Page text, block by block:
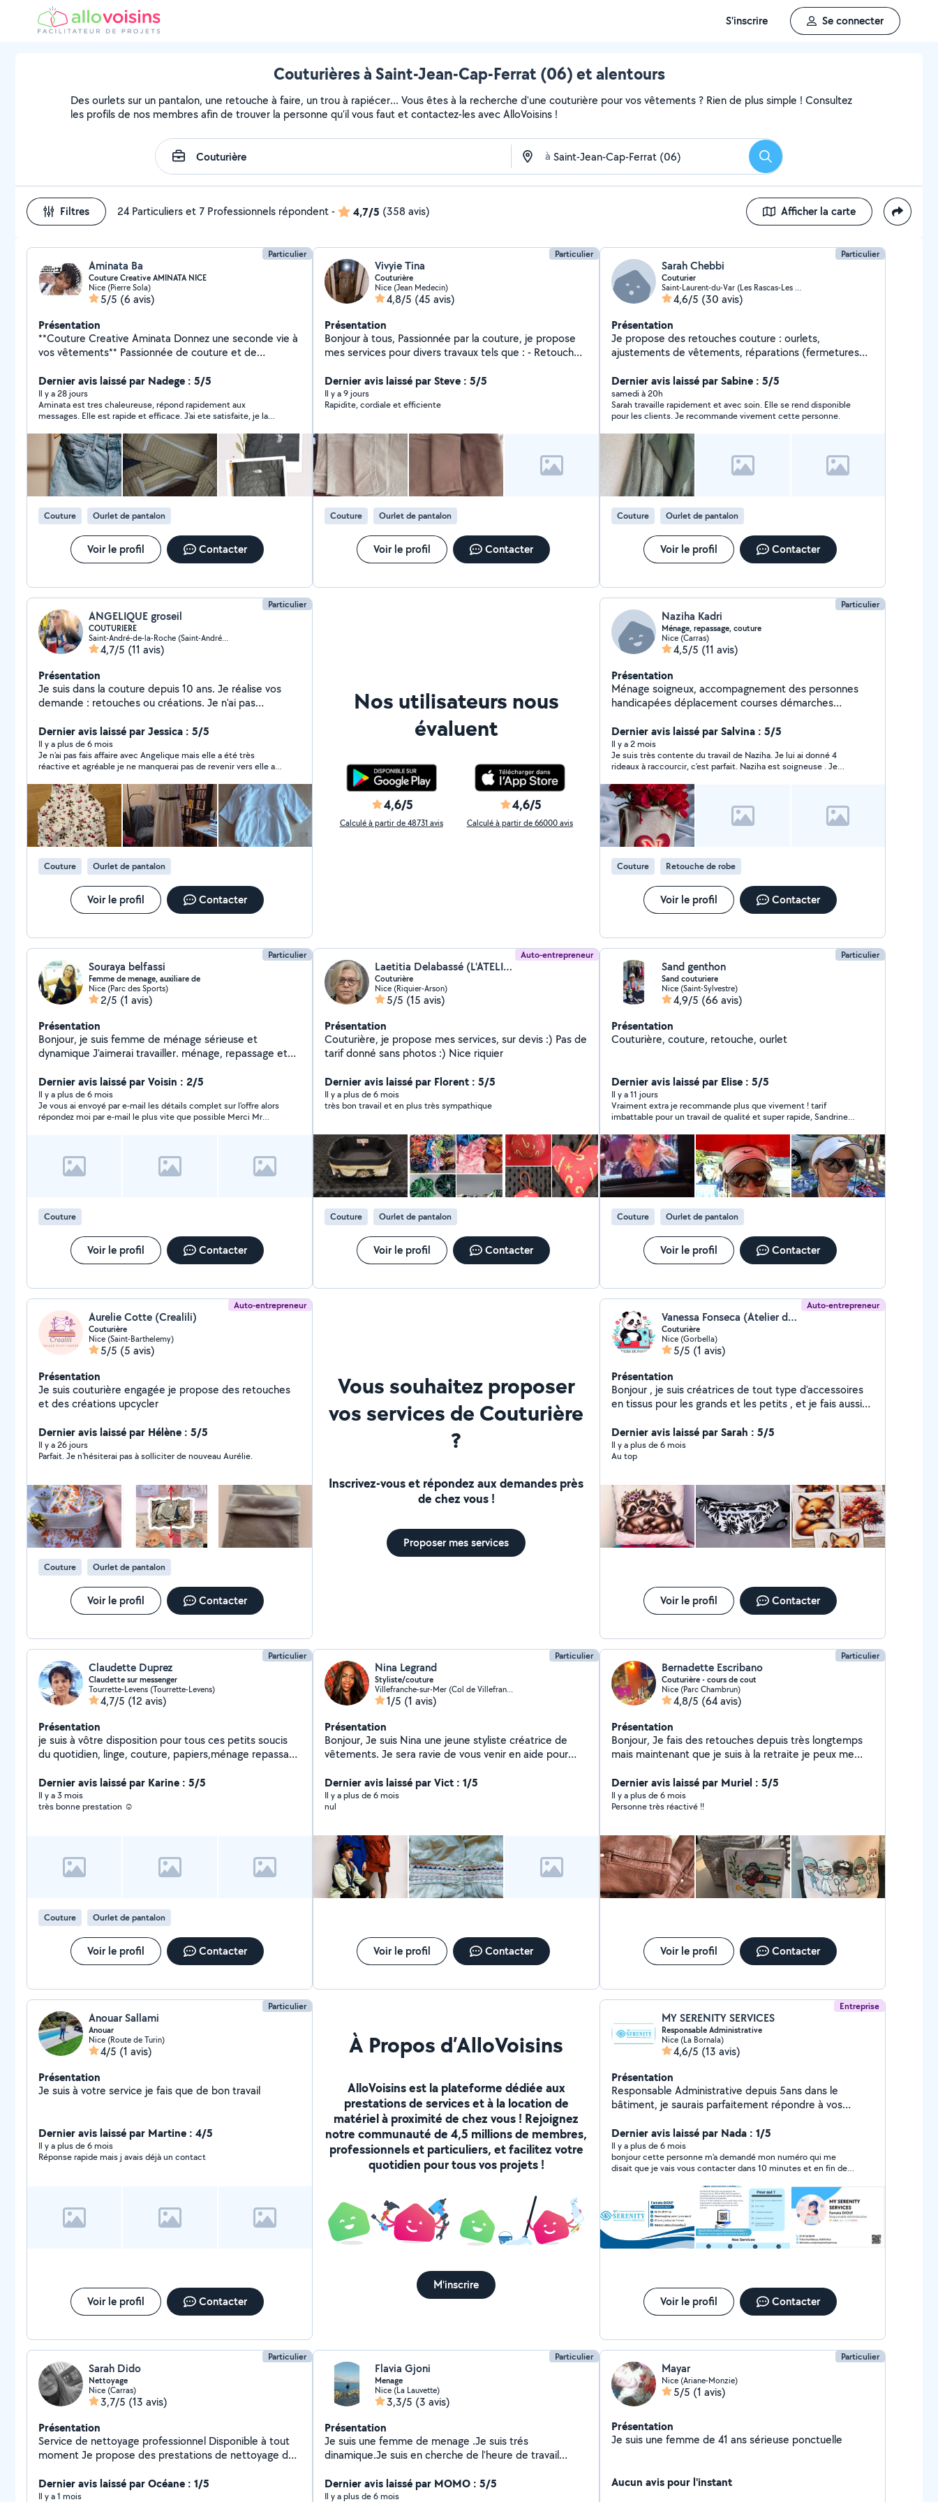
S'inscrire Se connecter
Couturières à Saint-Jean-Cap-Ferrat (06) et alentours
Des ourlets sur un pantalon, une retouche à faire, un trou à rapiécer... Vous êtes à la recherche d'une couturière pour vos vêtements ? Rien de plus simple ! Consultez
les profils de nos membres afin de trouver la personne qu'il vous faut et contactez-les avec AlloVoisins !
à Rechercher
Filtres 24 Particuliers et 7 Professionnels répondent- 4,7/5 (358 avis) Afficher la carte
Particulier
Aminata Ba
Couture Creative AMINATA NICE
Nice (Pierre Sola)
5/5 (6 avis)
Présentation
**Couture Creative Aminata Donnez une seconde vie à
vos vêtements** Passionnée de couture et de
pour sublimer vos pièces et créer des vêtements
uniques. **Mes services :** * Retouches et ajustements
* Création sur mesure * Upcycling (transformation de
rideaux, nappes, tissus en vêtements) * Confection de
vêtements enfants et adultes * Personnalisation de
pièces (style unique) Chaque création est réalisée
avec soin, créativité et attention aux détails pour vous
offrir un résultat à votre image. Service local
Contactez-moi pour discuter de votre projet ou obtenir
un devis Donnez une nouvelle vie à vos vêtements avec
Couture Creative Aminata !
Dernier avis laissé par Nadege : 5/5
Il y a 28 jours
Aminata est tres chaleureuse, répond rapidement aux
messages. Elle est rapide et efficace. J'ai ete satisfaite, je la
Couture Ourlet de pantalon
Voir le profil Contacter
Particulier
Vivyie Tina
Couturière
Nice (Jean Medecin)
4,8/5 (45 avis)
Présentation
Bonjour à tous, Passionnée par la couture, je propose
mes services pour divers travaux tels que : - Retouches
Création de vêtements sur mesure - Réparation de
vêtements abîmés - Confection de rideaux, coussins,
et autres accessoires textiles . N'hésitez pas à me
devis. Travail soigné et rapide.
Dernier avis laissé par Steve : 5/5
Il y a 9 jours
Rapidite, cordiale et efficiente
Couture Ourlet de pantalon
Voir le profil Contacter
Particulier
Sarah Chebbi
Couturier
Saint-Laurent-du-Var (Les Rascas-Les Pugets)
4,6/5 (30 avis)
Présentation
Je propose des retouches couture : ourlets,
ajustements de vêtements, réparations (fermetures
rapidement, avec des prix accessibles. Je peux aussi
faire du sur-mesure simple ou des petites
transformations de vêtements. Disponible rapidement,
n'hésitez pas à m'envoyer un message avec une photo
pour un devis gratuit
Dernier avis laissé par Sabine : 5/5
samedi à 20h
Sarah travaille rapidement et avec soin. Elle se rend disponible
pour les clients. Je recommande vivement cette personne.
Couture Ourlet de pantalon
Voir le profil Contacter
Particulier
ANGELIQUE groseil
COUTURIERE
Saint-André-de-la-Roche (Saint-André-de-la-Roche)
4,7/5 (11 avis)
Présentation
Je suis dans la couture depuis 10 ans. Je réalise vos
demande : retouches ou créations. Je n'ai pas
angelique Gr ( fb)
Dernier avis laissé par Jessica : 5/5
Il y a plus de 6 mois
Je n’ai pas fais affaire avec Angelique mais elle a été très
réactive et agréable je ne manquerai pas de revenir vers elle au
Couture Ourlet de pantalon
Voir le profil Contacter
Nos utilisateurs nous
évaluent
4,6/5
Calculé à partir de 48731 avis
4,6/5
Calculé à partir de 66000 avis
Particulier
Naziha Kadri
Ménage, repassage, couture
Nice (Carras)
4,5/5 (11 avis)
Présentation
Ménage soigneux, accompagnement des personnes
handicapées déplacement courses démarches
Dernier avis laissé par Salvina : 5/5
Il y a 2 mois
Je suis très contente du travail de Naziha. Je lui ai donné 4
rideaux à raccourcir, c’est parfait. Naziha est soigneuse . Je
Couture Retouche de robe
Voir le profil Contacter
Particulier
Souraya belfassi
Femme de menage, auxiliare de
Nice (Parc des Sports)
2/5 (1 avis)
Présentation
Bonjour, je suis femme de ménage sérieuse et
dynamique J'aimerai travailler. ménage, repassage et
Dernier avis laissé par Voisin : 2/5
Il y a plus de 6 mois
Je vous ai envoyé par e-mail les détails complet sur l'offre alors
répondez moi par e-mail le plus vite que possible Merci Mr
Couture
Voir le profil Contacter
Auto-entrepreneur
Laetitia Delabassé (L'ATELIER DE LAETI)
Couturière
Nice (Riquier-Arson)
5/5 (15 avis)
Présentation
Couturière, je propose mes services, sur devis :) Pas de
tarif donné sans photos :) Nice riquier
Dernier avis laissé par Florent : 5/5
Il y a plus de 6 mois
très bon travail et en plus très sympathique
Couture Ourlet de pantalon
Voir le profil Contacter
Particulier
Sand genthon
Sand couturiere
Nice (Saint-Sylvestre)
4,9/5 (66 avis)
Présentation
Couturière, couture, retouche, ourlet
Dernier avis laissé par Elise : 5/5
Il y a 11 jours
Vraiment extra je recommande plus que vivement ! tarif
imbattable pour un travail de qualité et super rapide, Sandrine
Couture Ourlet de pantalon
Voir le profil Contacter
Auto-entrepreneur
Aurelie Cotte (Crealili)
Couturière
Nice (Saint-Barthelemy)
5/5 (5 avis)
Présentation
Je suis couturière engagée je propose des retouches
et des créations upcycler
Dernier avis laissé par Hélène : 5/5
Il y a 26 jours
Parfait. Je n'hésiterai pas à solliciter de nouveau Aurélie.
Couture Ourlet de pantalon
Voir le profil Contacter
Vous souhaitez proposer
vos services de Couturière
?
Inscrivez-vous et répondez aux demandes près
de chez vous !
Proposer mes services
Auto-entrepreneur
Vanessa Fonseca (Atelier de Pandy)
Couturière
Nice (Gorbella)
5/5 (1 avis)
Présentation
Bonjour , je suis créatrices de tout type d'accessoires
en tissus pour les grands et les petits , et je fais aussi
rideaux, nappes...
Dernier avis laissé par Sarah : 5/5
Il y a plus de 6 mois
Au top
Voir le profil Contacter
Particulier
Claudette Duprez
Claudette sur messenger
Tourrette-Levens (Tourrette-Levens)
4,7/5 (12 avis)
Présentation
je suis à vôtre disposition pour tous ces petits soucis
du quotidien, linge, couture, papiers,ménage repassage
personnes et ils ne publient plus mes messages
désolée Impossible de répondre j'ai répondu à trop de
personnes donc plus le droit vous pouvez me joindre
Dernier avis laissé par Karine : 5/5
Il y a 3 mois
très bonne prestation ☺️
Couture Ourlet de pantalon
Voir le profil Contacter
Particulier
Nina Legrand
Styliste/couture
Villefranche-sur-Mer (Col de Villefranche)
1/5 (1 avis)
Présentation
Bonjour, Je suis Nina une jeune styliste créatrice de
vêtements. Je sera ravie de vous venir en aide pour
fermeture éclair, changement d'élastique).
Dernier avis laissé par Vict : 1/5
Il y a plus de 6 mois
nul
Voir le profil Contacter
Particulier
Bernadette Escribano
Couturière - cours de cout
Nice (Parc Chambrun)
4,8/5 (64 avis)
Présentation
Bonjour, Je fais des retouches depuis très longtemps
mais maintenant que je suis à la retraite je peux me
tricoter aussi. Merci à vous
Dernier avis laissé par Muriel : 5/5
Il y a plus de 6 mois
Personne très réactivé !!
Voir le profil Contacter
Particulier
Anouar Sallami
Anouar
Nice (Route de Turin)
4/5 (1 avis)
Présentation
Je suis à votre service je fais que de bon travail
Dernier avis laissé par Martine : 4/5
Il y a plus de 6 mois
Réponse rapide mais j avais déjà un contact
Voir le profil Contacter
À Propos d’AlloVoisins
AlloVoisins est la plateforme dédiée aux
prestations de services et à la location de
matériel à proximité de chez vous ! Rejoignez
notre communauté de 4,5 millions de membres,
professionnels et particuliers, et facilitez votre
quotidien pour tous vos projets !
M'inscrire
Entreprise
MY SERENITY SERVICES
Responsable Administrative
Nice (La Bornala)
4,6/5 (13 avis)
Présentation
Responsable Administrative depuis 5ans dans le
bâtiment, je saurais parfaitement répondre à vos
m'occupe de vous accompagner dans toutes vos
démarches : - Caf - Impôts - Mutuelle - Devis / Factures
/ Suivi de la facturation - Préparation des éléments de
TVA / Aide au bilan - Travaux de secrétariat -
Structuration d'entreprise - Gestion commerciale - Paie
- Recrutement et ressources humaines N'hésitez pas à
me contacter pour discuter plus amplement sur vos
besoins. Merci
Dernier avis laissé par Nada : 1/5
Il y a plus de 6 mois
bonjour cette personne m'a demandé mon numéro qui me
disait que je vais vous contacter dans 10 minutes et en fin de
Voir le profil Contacter
Particulier
Sarah Dido
Nettoyage
Nice (Carras)
3,7/5 (13 avis)
Présentation
Service de nettoyage professionnel Disponible à tout
moment Je propose des prestations de nettoyage de
produits 100 % professionnels. Équipé notamment d'un
Tineco S6 ainsi que d'un lave-vitres automatique de
Dernier avis laissé par Océane : 1/5
Il y a 1 mois
Particulier
Flavia Gjoni
Menage
Nice (La Lauvette)
3,3/5 (3 avis)
Présentation
Je suis une femme de menage .Je suis trés
dinamique.Je suis en cherche de l'heure de travail
ponctuel.
Dernier avis laissé par MOMO : 5/5
Il y a plus de 6 mois
Particulier
Mayar
Nice (Ariane-Monzie)
5/5 (1 avis)
Présentation
Je suis une femme de 41 ans sérieuse ponctuelle
Aucun avis pour l'instant